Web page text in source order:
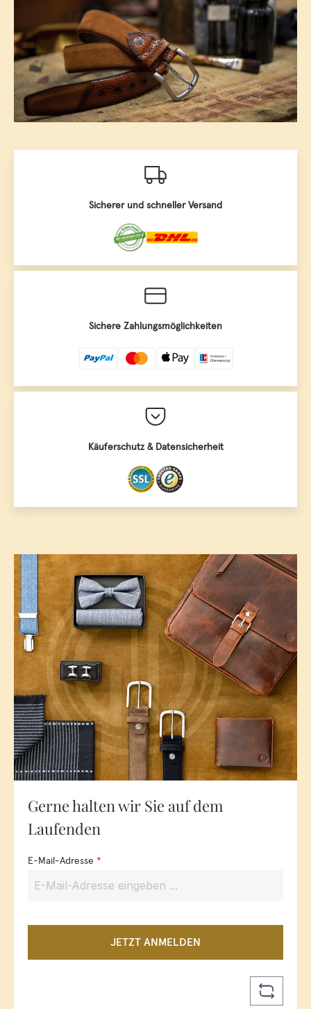
Sicherer und schneller Versand
Sichere Zahlungsmöglichkeiten
Käuferschutz & Datensicherheit
Gerne halten wir Sie auf dem
Laufenden
E-Mail-Adresse *
JETZT ANMELDEN